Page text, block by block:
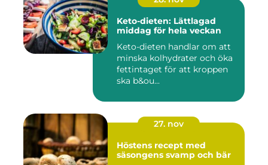
Keto-dieten: Lättlagad
middag för hela veckan
Keto-dieten handlar om att
minska kolhydrater och öka
fettintaget för att kroppen
ska b&ou...
27. nov
Höstens recept med
säsongens svamp och bär